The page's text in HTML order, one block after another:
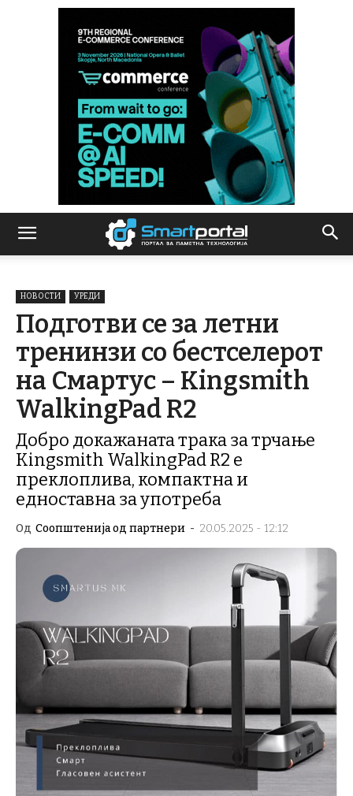
НОВОСТИ УРЕДИ
Подготви се за летни
тренинзи со бестселерот
на Смартус – Kingsmith
WalkingPad R2
Добро докажаната трака за трчање
Kingsmith WalkingPad R2 е
преклоплива, компактна и
едноставна за употреба
Од Соопштенија од партнери - 20.05.2025 - 12:12